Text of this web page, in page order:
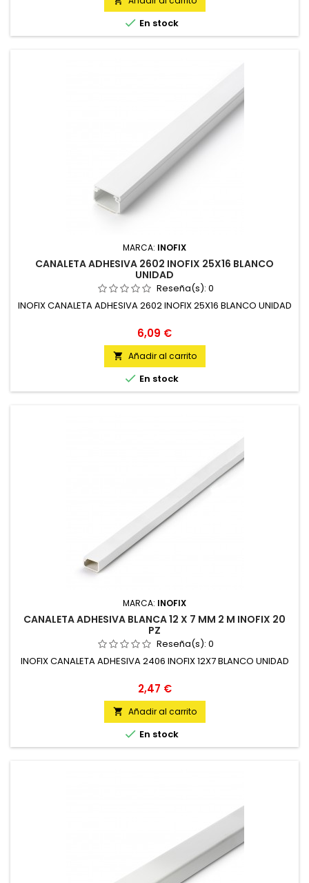
 En stock
MARCA: INOFIX
CANALETA ADHESIVA 2602 INOFIX 25X16 BLANCO
UNIDAD
Reseña(s): 0
INOFIX CANALETA ADHESIVA 2602 INOFIX 25X16 BLANCO UNIDAD
Precio
6,09 €
 Añadir al carrito
 En stock
MARCA: INOFIX
CANALETA ADHESIVA BLANCA 12 X 7 MM 2 M INOFIX 20
PZ
Reseña(s): 0
INOFIX CANALETA ADHESIVA 2406 INOFIX 12X7 BLANCO UNIDAD
Precio
2,47 €
 Añadir al carrito
 En stock